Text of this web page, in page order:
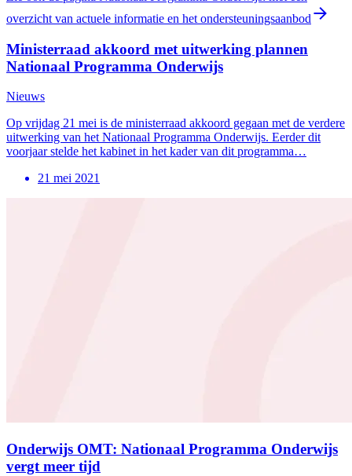
overzicht van actuele informatie en het ondersteuningsaanbod
Ministerraad akkoord met uitwerking plannen
Nationaal Programma Onderwijs
Nieuws
Op vrijdag 21 mei is de ministerraad akkoord gegaan met de verdere
uitwerking van het Nationaal Programma Onderwijs. Eerder dit
voorjaar stelde het kabinet in het kader van dit programma…
21 mei 2021
Onderwijs OMT: Nationaal Programma Onderwijs
vergt meer tijd